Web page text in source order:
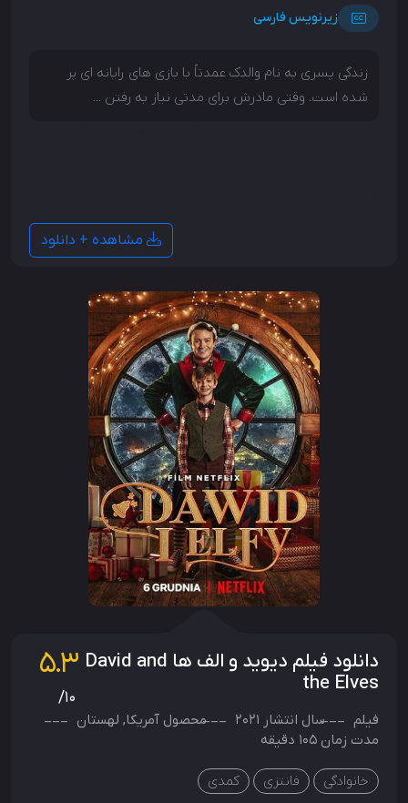
زیرنویس فارسی
زندگی پسری به نام والدک عمدتاً با بازی های رایانه ای پر
شده است. وقتی مادرش برای مدتی نیاز به رفتن ...
مشاهده + دانلود
دانلود فیلم دیوید و الف ها David and
the Elves
5.3
/10
فیلم سال انتشار 2021 محصول آمریکا, لهستان
مدت زمان 105 دقیقه
خانوادگی فانتزی کمدی